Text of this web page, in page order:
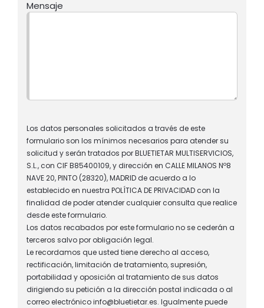
Mensaje
Los datos personales solicitados a través de este
formulario son los mínimos necesarios para atender su
solicitud y serán tratados por BLUETIETAR MULTISERVICIOS,
S.L., con CIF B85400109, y dirección en CALLE MILANOS Nº8
NAVE 20, PINTO (28320), MADRID de acuerdo a lo
establecido en nuestra POLÍTICA DE PRIVACIDAD con la
finalidad de poder atender cualquier consulta que realice
desde este formulario.
Los datos recabados por este formulario no se cederán a
terceros salvo por obligación legal.
Le recordamos que usted tiene derecho al acceso,
rectificación, limitación de tratamiento, supresión,
portabilidad y oposición al tratamiento de sus datos
dirigiendo su petición a la dirección postal indicada o al
correo electrónico info@bluetietar.es. Igualmente puede